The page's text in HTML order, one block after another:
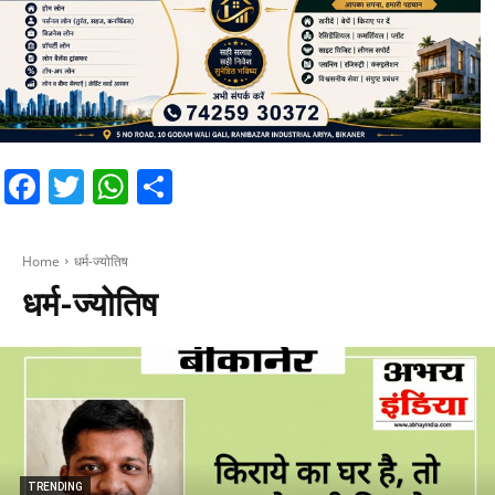
Facebook
TwitterWhatsApp
Home धर्म-ज्योतिष
धर्म-ज्योतिष
TRENDING